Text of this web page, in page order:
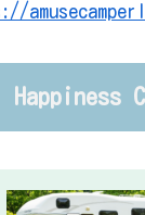
Happiness